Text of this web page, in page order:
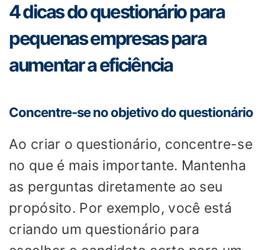
4 dicas do questionário para
pequenas empresas para
aumentar a eficiência
Concentre-se no objetivo do questionário
Ao criar o questionário, concentre-se
no que é mais importante. Mantenha
as perguntas diretamente ao seu
propósito. Por exemplo, você está
criando um questionário para